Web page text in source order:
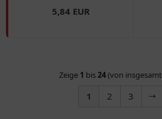
5,84 EUR
Zeige 1 bis24(von insgesamt
1 2 3